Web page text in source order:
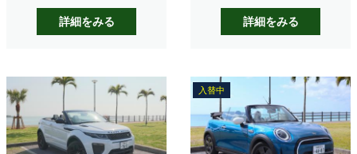
詳細をみる 詳細をみる
入替中